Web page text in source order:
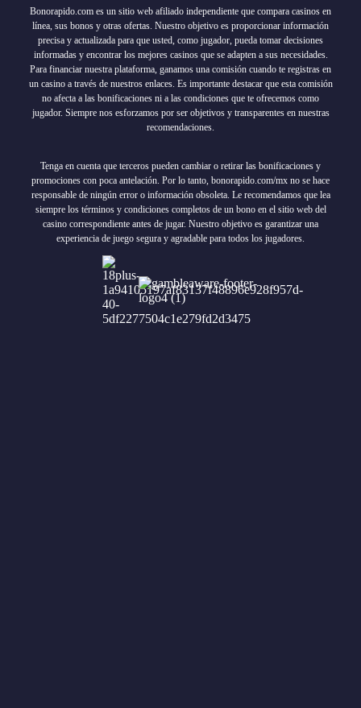
Bonorapido.com es un sitio web afiliado independiente que compara casinos en
línea, sus bonos y otras ofertas. Nuestro objetivo es proporcionar información
precisa y actualizada para que usted, como jugador, pueda tomar decisiones
informadas y encontrar los mejores casinos que se adapten a sus necesidades.
Para financiar nuestra plataforma, ganamos una comisión cuando te registras en
un casino a través de nuestros enlaces. Es importante destacar que esta comisión
no afecta a las bonificaciones ni a las condiciones que te ofrecemos como
jugador. Siempre nos esforzamos por ser objetivos y transparentes en nuestras
recomendaciones.
Tenga en cuenta que terceros pueden cambiar o retirar las bonificaciones y
promociones con poca antelación. Por lo tanto, bonorapido.com/mx no se hace
responsable de ningún error o información obsoleta. Le recomendamos que lea
siempre los términos y condiciones completos de un bono en el sitio web del
casino correspondiente antes de jugar. Nuestro objetivo es garantizar una
experiencia de juego segura y agradable para todos los jugadores.